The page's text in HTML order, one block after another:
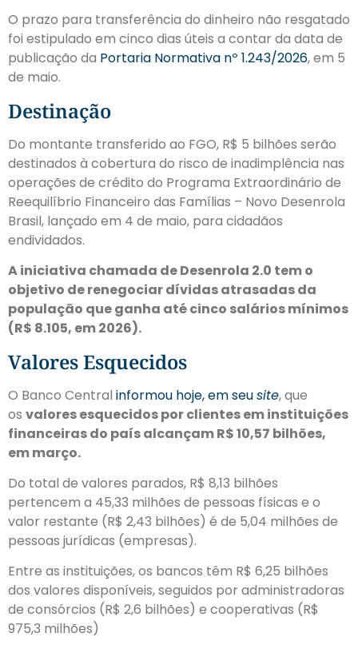
O prazo para transferência do dinheiro não resgatado
foi estipulado em cinco dias úteis a contar da data de
publicação da Portaria Normativa nº 1.243/2026, em 5
de maio.
Destinação
Do montante transferido ao FGO, R$ 5 bilhões serão
destinados à cobertura do risco de inadimplência nas
operações de crédito do Programa Extraordinário de
Reequilíbrio Financeiro das Famílias – Novo Desenrola
Brasil, lançado em 4 de maio, para cidadãos
endividados.
A iniciativa chamada de Desenrola 2.0 tem o
objetivo de renegociar dívidas atrasadas da
população que ganha até cinco salários mínimos
(R$ 8.105, em 2026).
Valores Esquecidos
O Banco Central informou hoje, em seusite, que
os valores esquecidos por clientes em instituições
financeiras do país alcançam R$ 10,57 bilhões,
em março.
Do total de valores parados, R$ 8,13 bilhões
pertencem a 45,33 milhões de pessoas físicas e o
valor restante (R$ 2,43 bilhões) é de 5,04 milhões de
pessoas jurídicas (empresas).
Entre as instituições, os bancos têm R$ 6,25 bilhões
dos valores disponíveis, seguidos por administradoras
de consórcios (R$ 2,6 bilhões) e cooperativas (R$
975,3 milhões)